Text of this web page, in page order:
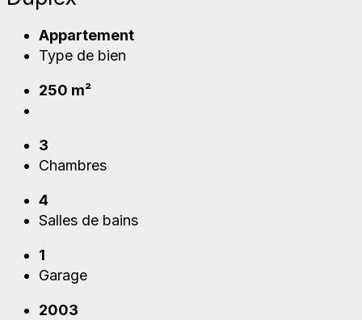
Appartement
Type de bien
250 m²
3
Chambres
4
Salles de bains
1
Garage
2003